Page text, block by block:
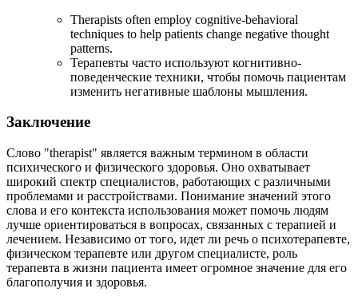
Therapists often employ cognitive-behavioral
techniques to help patients change negative thought
patterns.
Терапевты часто используют когнитивно-
поведенческие техники, чтобы помочь пациентам
изменить негативные шаблоны мышления.
Заключение
Слово "therapist" является важным термином в области
психического и физического здоровья. Оно охватывает
широкий спектр специалистов, работающих с различными
проблемами и расстройствами. Понимание значений этого
слова и его контекста использования может помочь людям
лучше ориентироваться в вопросах, связанных с терапией и
лечением. Независимо от того, идет ли речь о психотерапевте,
физическом терапевте или другом специалисте, роль
терапевта в жизни пациента имеет огромное значение для его
благополучия и здоровья.